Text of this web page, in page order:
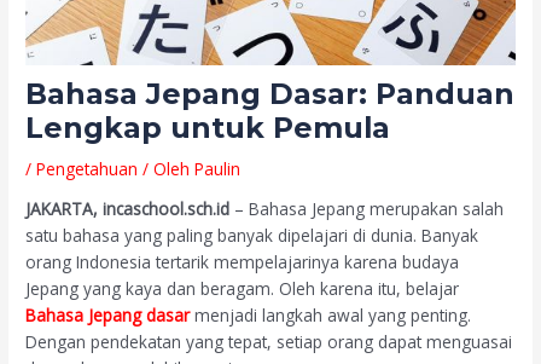
Bahasa Jepang Dasar: Panduan
Lengkap untuk Pemula
/Pengetahuan / OlehPaulin
JAKARTA, incaschool.sch.id – Bahasa Jepang merupakan salah
satu bahasa yang paling banyak dipelajari di dunia. Banyak
orang Indonesia tertarik mempelajarinya karena budaya
Jepang yang kaya dan beragam. Oleh karena itu, belajar
Bahasa Jepang dasarmenjadi langkah awal yang penting.
Dengan pendekatan yang tepat, setiap orang dapat menguasai